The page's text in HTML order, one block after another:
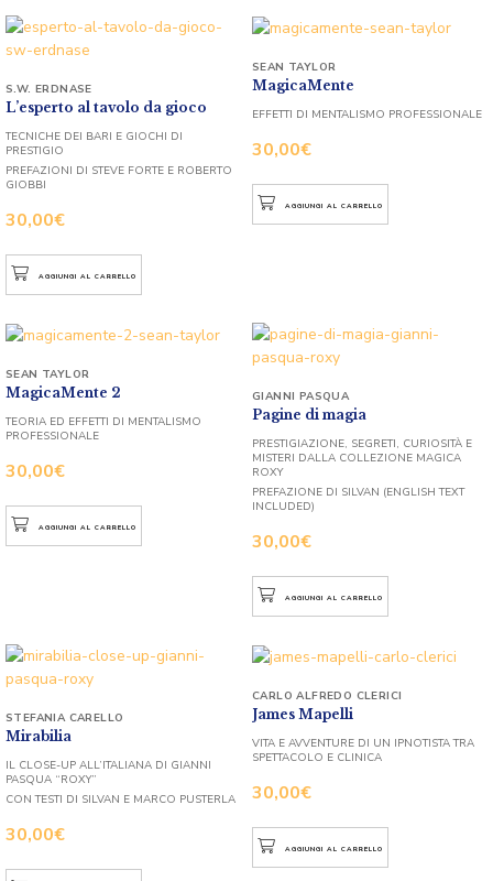
L’esperto al tavolo da gioco
30,00€
S.W. ERDNASE
TECNICHE DEI BARI E GIOCHI DI
PRESTIGIO
PREFAZIONI DI STEVE FORTE E ROBERTO
GIOBBI
AGGIUNGI AL CARRELLO
MagicaMente
30,00€
SEAN TAYLOR
EFFETTI DI MENTALISMO PROFESSIONALE
AGGIUNGI AL CARRELLO
MagicaMente 2
30,00€
SEAN TAYLOR
TEORIA ED EFFETTI DI MENTALISMO
PROFESSIONALE
AGGIUNGI AL CARRELLO
Pagine di magia
30,00€
GIANNI PASQUA
PRESTIGIAZIONE, SEGRETI, CURIOSITÀ E
MISTERI DALLA COLLEZIONE MAGICA
ROXY
PREFAZIONE DI SILVAN (ENGLISH TEXT
INCLUDED)
AGGIUNGI AL CARRELLO
Mirabilia
30,00€
STEFANIA CARELLO
IL CLOSE-UP ALL’ITALIANA DI GIANNI
PASQUA “ROXY”
CON TESTI DI SILVAN E MARCO PUSTERLA
James Mapelli
30,00€
CARLO ALFREDO CLERICI
VITA E AVVENTURE DI UN IPNOTISTA TRA
SPETTACOLO E CLINICA
AGGIUNGI AL CARRELLO